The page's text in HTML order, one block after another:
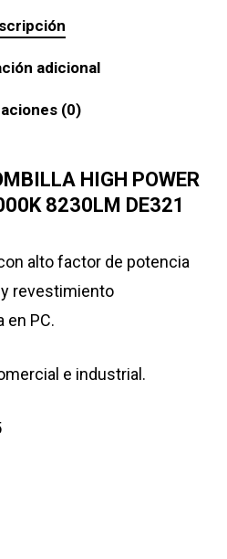
adicional
(0)
HIGH POWER
8230LM DE321
alto factor de potencia
revestimiento
en PC.
e industrial.